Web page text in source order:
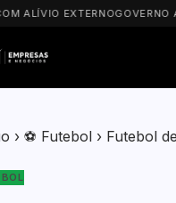
EXTERNOGOVERNO
› ⚽ Futebol › Futebol